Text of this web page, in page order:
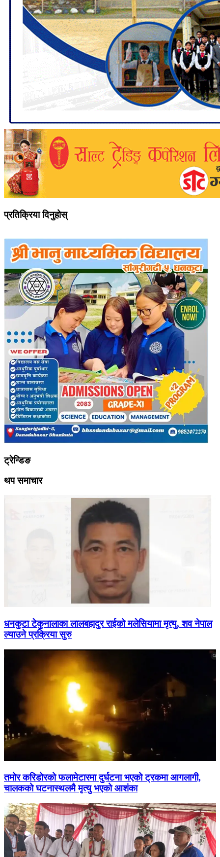
प्रतिक्रिया दिनुहोस्
ट्रेन्डिङ
थप समाचार
धनकुटा टेकुनालाका लालबहादुर राईको मलेसियामा मृत्यु, शव नेपाल
ल्याउने प्रक्रिया सुरु
तमोर करिडोरको फलामेटारमा दुर्घटना भएको ट्रकमा आगलागी,
चालकको घटनास्थलमै मृत्यु भएको आशंका